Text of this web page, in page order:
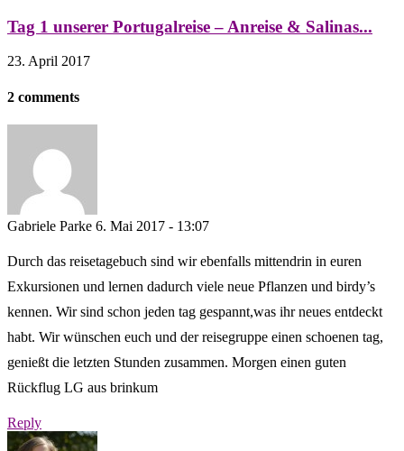
Tag 1 unserer Portugalreise – Anreise & Salinas...
23. April 2017
2 comments
Gabriele Parke 6. Mai 2017 - 13:07
Durch das reisetagebuch sind wir ebenfalls mittendrin in euren
Exkursionen und lernen dadurch viele neue Pflanzen und birdy’s
kennen. Wir sind schon jeden tag gespannt,was ihr neues entdeckt
habt. Wir wünschen euch und der reisegruppe einen schoenen tag,
genießt die letzten Stunden zusammen. Morgen einen guten
Rückflug LG aus brinkum
Reply